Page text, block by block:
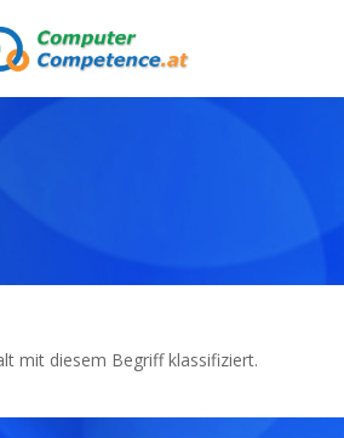
mit diesem Begriff klassifiziert.